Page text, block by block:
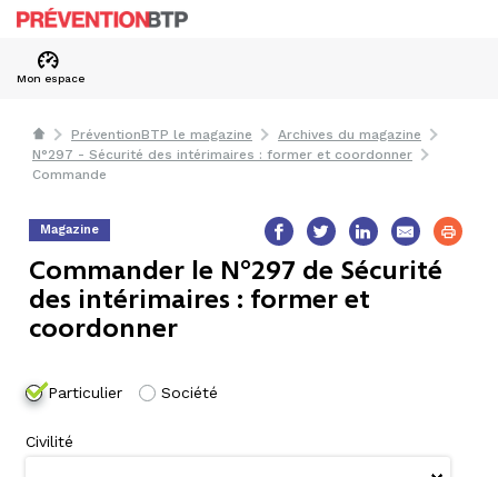
Mon espace
PréventionBTP le magazine
Archives du magazine
N°297 - Sécurité des intérimaires : former et coordonner
Commande
Magazine
Commander le N°297 de Sécurité
des intérimaires : former et
coordonner
Particulier Société
Civilité